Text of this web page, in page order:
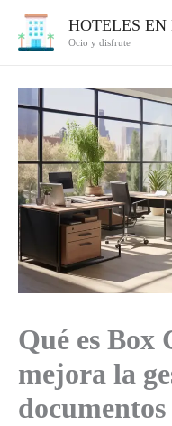
HOTELES
Ocio y disfrute
Qué es Box
mejora la
documentos